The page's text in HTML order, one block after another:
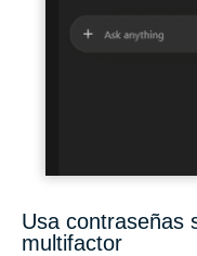
Usa contraseñas
multifactor